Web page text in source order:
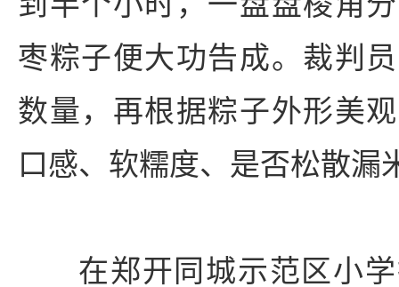
枣粽子便大功告成。裁判
数量，再根据粽子外形美
口感、软糯度、是否松散漏
在郑开同城示范区小